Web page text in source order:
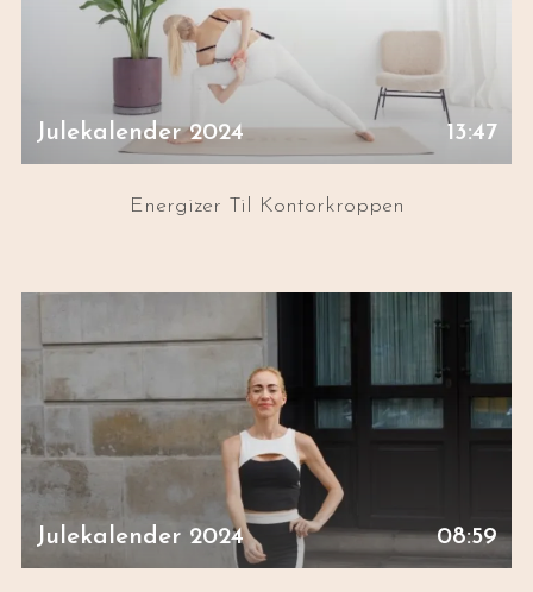
Julekalender 2024 13:47
Energizer Til Kontorkroppen
Julekalender 2024 08:59